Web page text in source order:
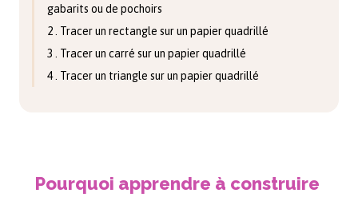
gabarits ou de pochoirs
2 . Tracer un rectangle sur un papier quadrillé
3 . Tracer un carré sur un papier quadrillé
4 . Tracer un triangle sur un papier quadrillé
Pourquoi apprendre à construire